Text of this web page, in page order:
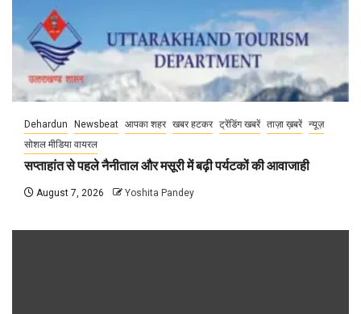
Dehardun Newsbeat आपका शहर खबर हटकर ट्रेंडिंग खबरें ताज़ा ख़बरें न्यूज़
सोशल मीडिया वायरल
सप्ताहांत से पहले नैनीताल और मसूरी में बढ़ी पर्यटकों की आवाजाही
August 7, 2026 Yoshita Pandey